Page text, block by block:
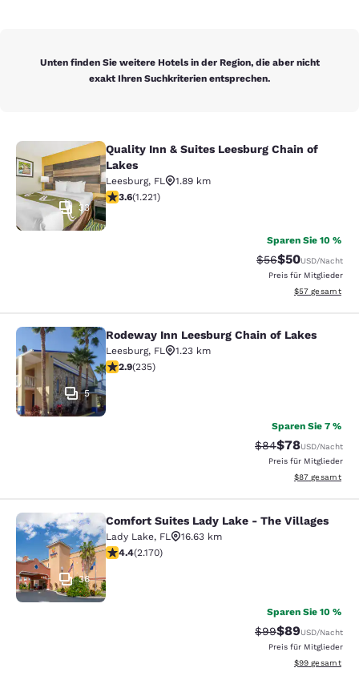
Unten finden Sie weitere Hotels in der Region, die aber nicht
exakt Ihren Suchkriterien entsprechen.
Quality Inn & Suites Leesburg
33
Quality Inn & Suites Leesburg Chain of
Lakes
Leesburg, FL
1.89 km
3.56-Sterne-Bewertung. Gut. 1221 Bewertungen
3.6(1.221)
Sparen Sie 10 %
$56Vergünstigter
$50USD/Nacht
Preis für Mitglieder
Geschätzte
$57 gesamt
Rodeway Inn Leesburg Chain of
5
Rodeway Inn Leesburg Chain of Lakes
Leesburg, FL
1.23 km
2.9-Sterne-Bewertung. Mittelmäßig. 235 Bewertungen
2.9(235)
Sparen Sie 7 %
Durchgestrichener
$84Vergünstigter
$78USD/Nacht
Preis für Mitglieder
Geschätzte
$87 gesamt
Comfort Suites Lady Lake - The
36
Comfort Suites Lady Lake - The Villages
Lady Lake, FL
16.63 km
4.36-Sterne-Bewertung. Hervorragend. 2170
4.4(2.170)
Sparen Sie 10 %
Durchgestrichener
$99Vergünstigter
$89USD/Nacht
Preis für Mitglieder
Geschätzte
$99 gesamt